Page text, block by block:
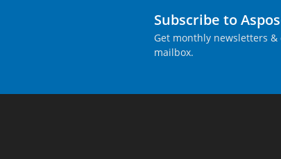
Subscribe to
Get monthly newsletters
mailbox.